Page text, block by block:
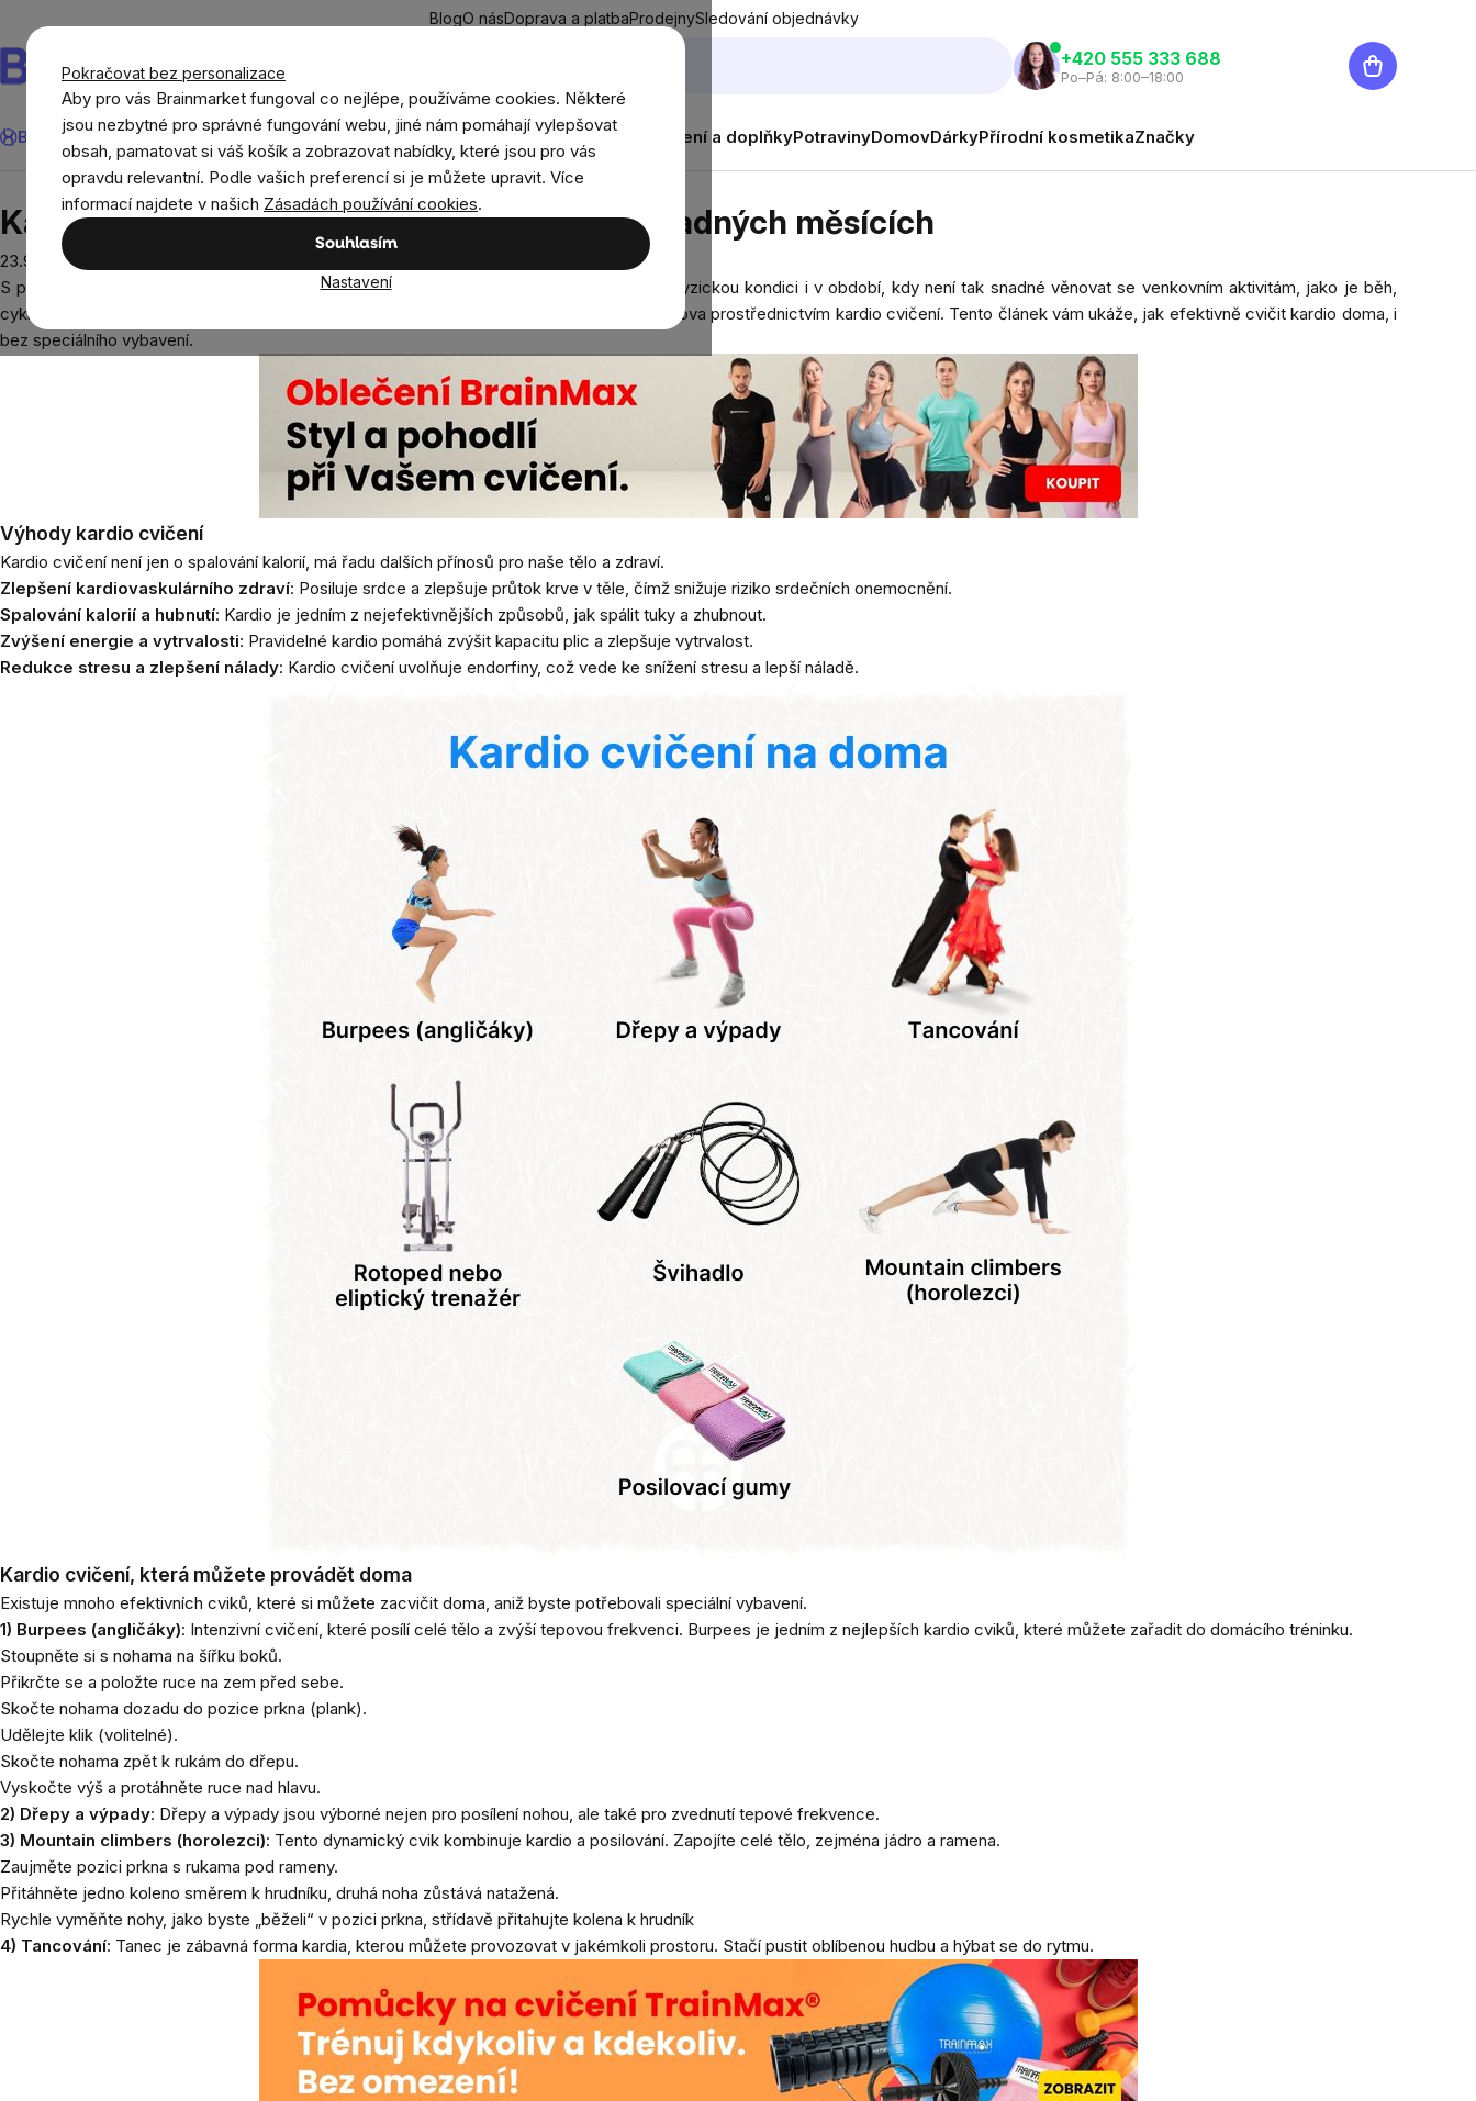
Pokračovat bez personalizace
Aby pro vás Brainmarket fungoval co nejlépe, používáme cookies. Některé
jsou nezbytné pro správné fungování webu, jiné nám pomáhají vylepšovat
obsah, pamatovat si váš košík a zobrazovat nabídky, které jsou pro vás
opravdu relevantní. Podle vašich preferencí si je můžete upravit. Více
informací najdete v našich Zásadách používání cookies.
Souhlasím
Nastavení
obsah
BlogO násDoprava a platbaProdejnySledování objednávky
Hledat
‭+420 555 333 688
Po–Pá: 8:00–18:00
Nákupní
košík
BrainMax® Léto Ušetři CíleDoplňky stravy a výživaNovinkyMužiŽenyDěti Oblečení a doplňkyPotravinyDomovDárkyPřírodní kosmetikaZnačky
Blog Kardio cvičení na doma: Jak zůstat fit i v chladných měsících
Kardio cvičení na doma: Jak zůstat fit i v chladných měsících
23.9.2024
S příchodem podzimu a zkracujících se dnů mnoho lidí hledá způsoby, jak udržet svou fyzickou kondici i v období, kdy není tak snadné věnovat se venkovním aktivitám, jako je běh,
cyklistika či plavání. Naštěstí existuje mnoho způsobů, jak si udržet kondici z pohodlí domova prostřednictvím kardio cvičení. Tento článek vám ukáže, jak efektivně cvičit kardio doma, i
bez speciálního vybavení.
Výhody kardio cvičení
Kardio cvičení není jen o spalování kalorií, má řadu dalších přínosů pro naše tělo a zdraví.
Zlepšení kardiovaskulárního zdraví: Posiluje srdce a zlepšuje průtok krve v těle, čímž snižuje riziko srdečních onemocnění.
Spalování kalorií a hubnutí: Kardio je jedním z nejefektivnějších způsobů, jak spálit tuky a zhubnout.
Zvýšení energie a vytrvalosti: Pravidelné kardio pomáhá zvýšit kapacitu plic a zlepšuje vytrvalost.
Redukce stresu a zlepšení nálady: Kardio cvičení uvolňuje endorfiny, což vede ke snížení stresu a lepší náladě.
Kardio cvičení, která můžete provádět doma
Existuje mnoho efektivních cviků, které si můžete zacvičit doma, aniž byste potřebovali speciální vybavení.
1) Burpees (angličáky): Intenzivní cvičení, které posílí celé tělo a zvýší tepovou frekvenci. Burpees je jedním z nejlepších kardio cviků, které můžete zařadit do domácího tréninku.
Stoupněte si s nohama na šířku boků.
Přikrčte se a položte ruce na zem před sebe.
Skočte nohama dozadu do pozice prkna (plank).
Udělejte klik (volitelné).
Skočte nohama zpět k rukám do dřepu.
Vyskočte výš a protáhněte ruce nad hlavu.
2) Dřepy a výpady: Dřepy a výpady jsou výborné nejen pro posílení nohou, ale také pro zvednutí tepové frekvence.
3) Mountain climbers (horolezci): Tento dynamický cvik kombinuje kardio a posilování. Zapojíte celé tělo, zejména jádro a ramena.
Zaujměte pozici prkna s rukama pod rameny.
Přitáhněte jedno koleno směrem k hrudníku, druhá noha zůstává natažená.
Rychle vyměňte nohy, jako byste „běželi“ v pozici prkna, střídavě přitahujte kolena k hrudník
4) Tancování: Tanec je zábavná forma kardia, kterou můžete provozovat v jakémkoli prostoru. Stačí pustit oblíbenou hudbu a hýbat se do rytmu.